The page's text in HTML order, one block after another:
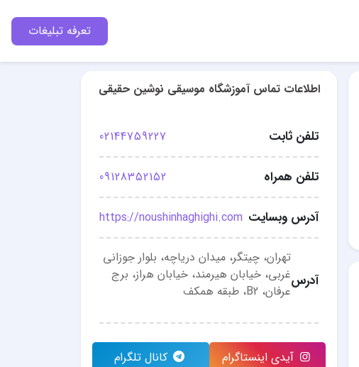
تعرفه تبلیغات
اطلاعات تماس آموزشگاه موسیقی نوشین حقیقی
تلفن ثابت 02144759227
تلفن همراه 09128352152
آدرس وبسایت https://noushinhaghighi.com
آدرس
تهران، چیتگر، میدان دریاچه، بلوار جوزانی
غربی، خیابان هیرمند، خیابان هراز، برج
عرفان، B2، طبقه همکف
آیدی اینستاگرام
کانال تلگرام